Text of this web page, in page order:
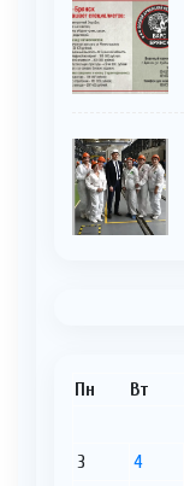
Пн Вт
3
4